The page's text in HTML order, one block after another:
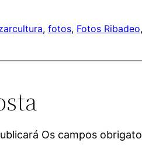
cultura, fotos, Fotos Ribadeo,
Os campos